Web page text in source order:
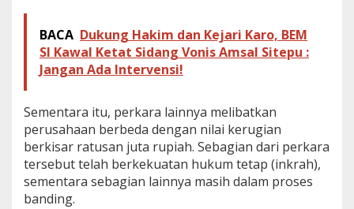
t
u
K
a
BACA Dukung Hakim dan Kejari Karo, BEM
SI Kawal Ketat Sidang Vonis Amsal Sitepu :
Jangan Ada Intervensi!
Sementara itu, perkara lainnya melibatkan
perusahaan berbeda dengan nilai kerugian
berkisar ratusan juta rupiah. Sebagian dari perkara
tersebut telah berkekuatan hukum tetap (inkrah),
sementara sebagian lainnya masih dalam proses
banding.